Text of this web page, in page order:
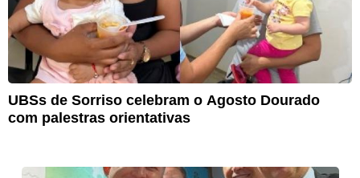
UBSs de Sorriso celebram o Agosto Dourado
com palestras orientativas